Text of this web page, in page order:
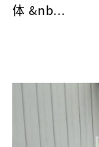
体 &nb...